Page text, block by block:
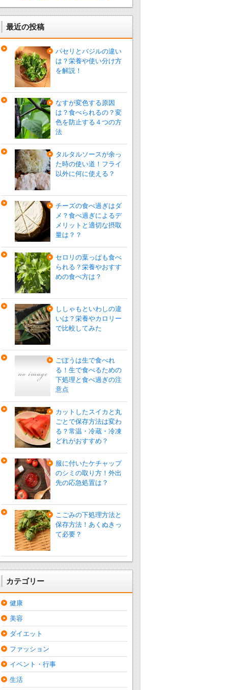
最近の投稿
パセリとバジルの違い
は？栄養や使い分け方
を解説！
なすが変色する原因
は？食べられるの？変
色を防止する４つの方
法
タルタルソースが余っ
た時の使い道！フライ
以外に何に使える？
チーズの食べ過ぎはダ
メ？食べ過ぎによるデ
メリットと適切な摂取
量は？？
セロリの葉っぱも食べ
られる？栄養やおすす
めの食べ方は？
ししゃもといわしの違
いは？栄養やカロリー
で比較してみた
ごぼうは生で食べれ
る！生で食べるための
下処理と食べ過ぎの注
意点
カットしたスイカと丸
ごとで保存方法は変わ
る？常温・冷蔵・冷凍
どれがおすすめ？
服に付いたケチャップ
のシミの取り方！外出
先の応急処置は？
こごみの下処理方法と
保存方法！あくぬきっ
て必要？
カテゴリー
健康
美容
ダイエット
ファッション
イベント・行事
生活